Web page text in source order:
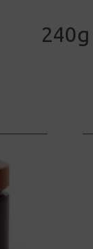
240g